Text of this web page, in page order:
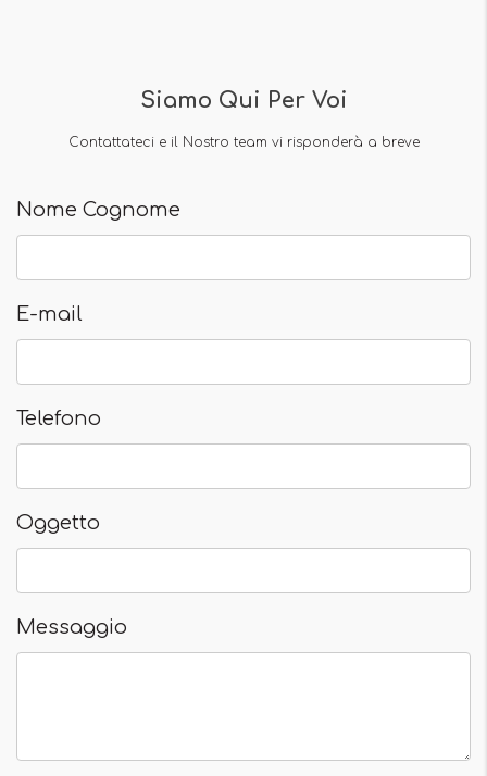
Siamo Qui Per Voi
Contattateci e il Nostro team vi risponderà a breve
Nome Cognome
E-mail
Telefono
Oggetto
Messaggio